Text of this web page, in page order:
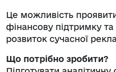
Це можливість
фінансову підтримку
розвиток сучасної
Що потрібно зробити?